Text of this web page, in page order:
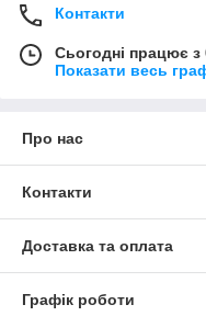
Контакти
Сьогодні працює з
Показати весь
Про нас
Контакти
Доставка та оплата
Графік роботи